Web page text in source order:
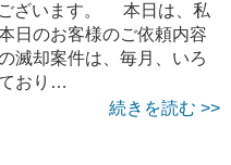
ざいます。 本日は、私
日のお客様のご依頼内容
滅却案件は、毎月、いろ
おり…
続きを読む >>